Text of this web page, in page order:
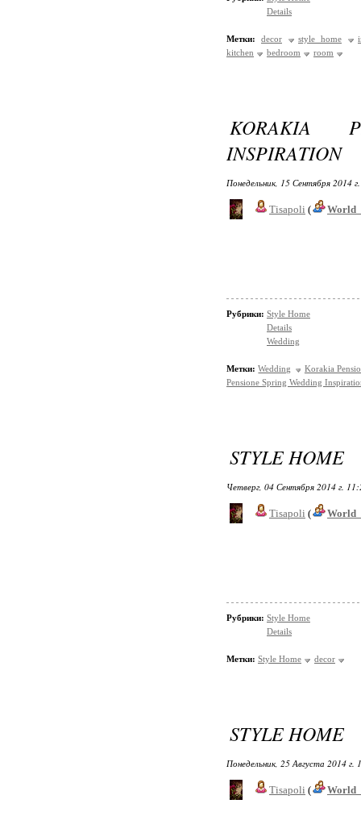
Details
Метки: decor style home
kitchen
bedroom room
KORAKIA
INSPIRATION
Понедельник, 15 Сентября 2014
Tisapoli (
Рубрики: Style Home
Details
Wedding
Метки: Wedding
Korakia
Pensione Spring Wedding
STYLE HOME
Четверг, 04 Сентября 2014 г.
Tisapoli (
Рубрики: Style Home
Details
Метки: Style Home decor
STYLE HOME
Понедельник, 25 Августа 2014 г.
Tisapoli (